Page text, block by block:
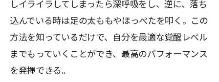
しイライラしてしまったら深呼吸をし、逆に、落ち
込んでいる時は足の太ももやほっぺたを叩く。この
方法を知っているだけで、自分を最適な覚醒レベル
までもっていくことができ、最高のパフォーマンス
を発揮できる。